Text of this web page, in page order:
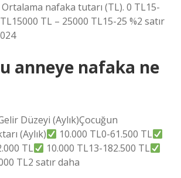
Ortalama nafaka tutarı (TL). 0 TL15-
TL – 25000 TL15-25 %2 satır
anneye nafaka ne
Düzeyi (Aylık)Çocuğun
(Aylık)
10.000 TL0-61.500 TL
TL
10.000 TL13-182.500 TL
TL2 satır daha